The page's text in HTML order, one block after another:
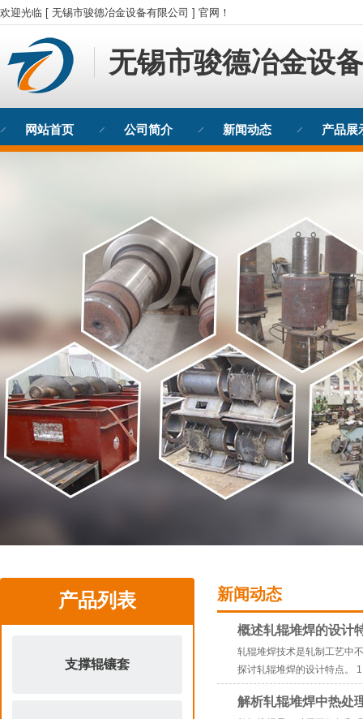
欢迎光临 [ 无锡市骏德冶金设备有限公司 ] 官网！
无锡市骏德冶金设
网站首页 公司简介 新闻动态 产品展
产品列表
支撑辊镶套
新闻动态
概述轧辊堆焊的设计
轧辊堆焊技术是轧制工艺中
探讨轧辊堆焊的设计特点。
解析轧辊堆焊中热处